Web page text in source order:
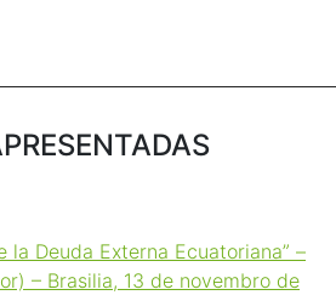
la Deuda Externa Ecuatoriana” –
– Brasilia, 13 de novembro de